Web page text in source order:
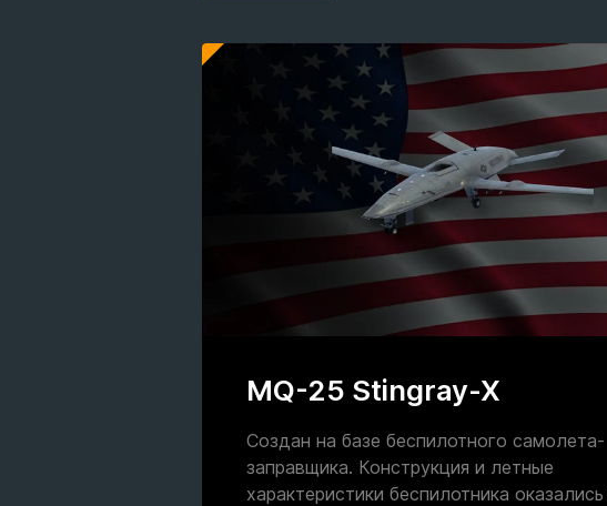
MQ-25 Stingray-X
Создан на базе беспилотного самолета-
заправщика. Конструкция и летные
характеристики беспилотника